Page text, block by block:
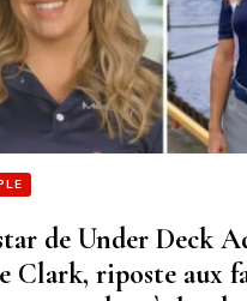
de Under Deck
Clark, riposte aux